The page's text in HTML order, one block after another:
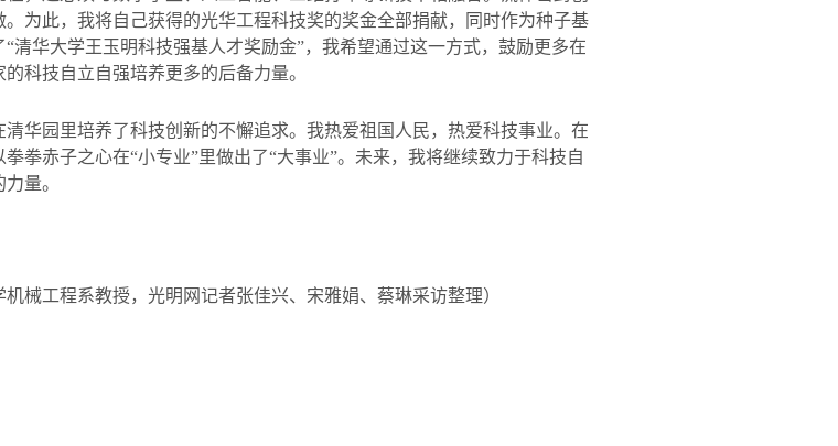
为此，我将自己获得的光华工程科技奖的奖金全部捐献，同时作为种子基
清华大学王玉明科技强基人才奖励金”，我希望通过这一方式，鼓励更多在
科技自立自强培养更多的后备力量。
华园里培养了科技创新的不懈追求。我热爱祖国人民，热爱科技事业。在
拳赤子之心在“小专业”里做出了“大事业”。未来，我将继续致力于科技自
量。
械工程系教授，光明网记者张佳兴、宋雅娟、蔡琳采访整理）